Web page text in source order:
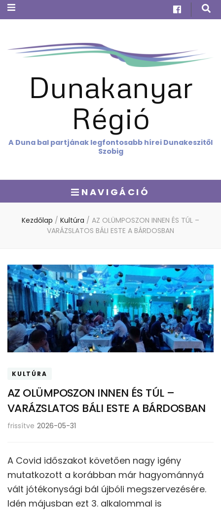
Dunakanyar
Régió
A Duna bal partjának legfontosabb hírei Dunakeszitől
Szobig
NAVIGÁCIÓ
Kezdőlap / Kultúra / AZ OLÜMPOSZON INNEN ÉS TÚL –
VARÁZSLATOS BÁLI ESTE A BÁRDOSBAN
KULTÚRA
AZ OLÜMPOSZON INNEN ÉS TÚL –
VARÁZSLATOS BÁLI ESTE A BÁRDOSBAN
frissítve 2026-05-31
A Covid időszakot követően nagy igény
mutatkozott a korábban már hagyománnyá
vált jótékonysági bál újbóli megszervezésére.
Idén májusban ezt 3. alkalommal is